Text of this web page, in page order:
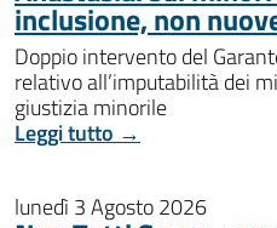
inclusione, non
Doppio intervento del
relativo all’imputabilità dei
giustizia minorile
Leggi tutto →
lunedì 3 Agosto 2026